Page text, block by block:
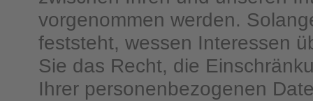
vorgenommen werden.
feststeht, wessen Interessen
Sie das Recht, die
Ihrer personenbezogenen